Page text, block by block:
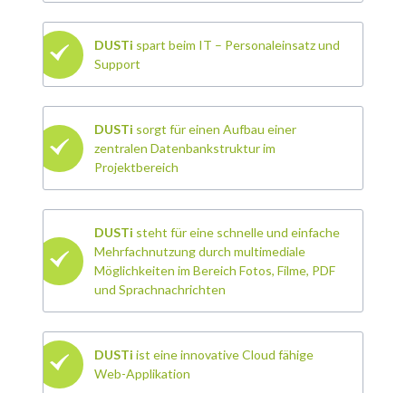
DUSTi spart beim IT – Personaleinsatz und
Support
DUSTi sorgt für einen Aufbau einer
zentralen Datenbankstruktur im
Projektbereich
DUSTi steht für eine schnelle und einfache
Mehrfachnutzung durch multimediale
Möglichkeiten im Bereich Fotos, Filme, PDF
und Sprachnachrichten
DUSTi ist eine innovative Cloud fähige
Web-Applikation